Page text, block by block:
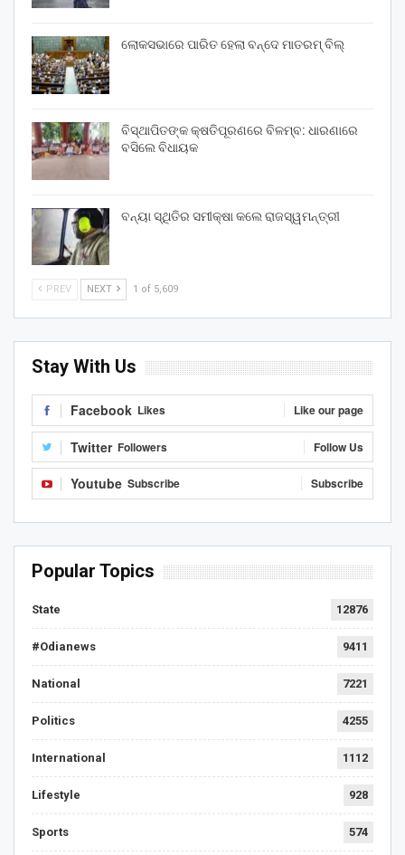
ଲୋକସଭାରେ ପାରିତ ହେଲା ବନ୍ଦେ ମାତରମ୍‌ ବିଲ୍‌
ବିସ୍ଥାପିତଙ୍କ କ୍ଷତିପୂରଣରେ ବିଳମ୍ବ: ଧାରଣାରେ
ବସିଲେ ବିଧାୟକ
ବନ୍ୟା ସ୍ଥିତିର ସମୀକ୍ଷା କଲେ ରାଜସ୍ୱମନ୍ତ୍ରୀ
PREV NEXT 1 of 5,609
Stay With Us
Facebook Likes Like our page
Twitter Followers Follow Us
Youtube Subscribe Subscribe
Popular Topics
State 12876
#Odianews 9411
National 7221
Politics 4255
International 1112
Lifestyle 928
Sports 574